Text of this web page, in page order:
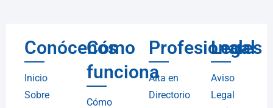
Conócenos
Inicio
Sobre
Cómo
funciona
Cómo
Profesionales
Alta en
Directorio
Legal
Aviso
Legal